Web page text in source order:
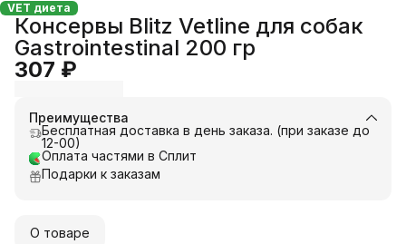
VET диета
Консервы Blitz Vetline для собак
Gastrointestinal 200 гр
307 ₽
Преимущества
Бесплатная доставка в день заказа. (при заказе до
12-00)
Оплата частями в Сплит
Подарки к заказам
О товаре